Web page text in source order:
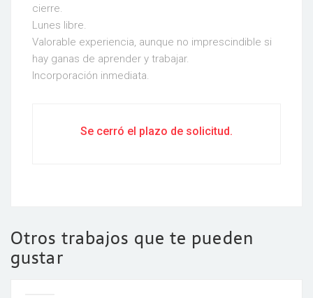
cierre.
Lunes libre.
Valorable experiencia, aunque no imprescindible si
hay ganas de aprender y trabajar.
Incorporación inmediata.
Se cerró el plazo de solicitud.
Otros trabajos que te pueden
gustar